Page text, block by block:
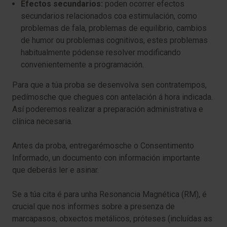
Efectos secundarios: poden ocorrer efectos
secundarios relacionados coa estimulación, como
problemas de fala, problemas de equilibrio, cambios
de humor ou problemas cognitivos, estes problemas
habitualmente pódense resolver modificando
convenientemente a programación.
Para que a túa proba se desenvolva sen contratempos,
pedímosche que chegues con antelación á hora indicada.
Así poderemos realizar a preparación administrativa e
clínica necesaria.
Antes da proba, entregarémosche o Consentimento
Informado, un documento con información importante
que deberás ler e asinar.
Se a túa cita é para unha Resonancia Magnética (RM), é
crucial que nos informes sobre a presenza de
marcapasos, obxectos metálicos, próteses (incluídas as